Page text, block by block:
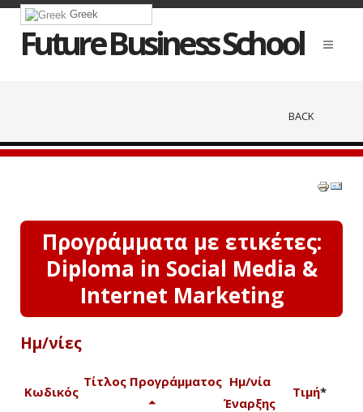
Greek
Future Business School
BACK
Προγράμματα με ετικέτες:
Diploma in Social Media &
Internet Marketing
Ημ/νίες
Κωδικός
Τίτλος Προγράμματος Ημ/νία
Έναρξης
Τιμή*